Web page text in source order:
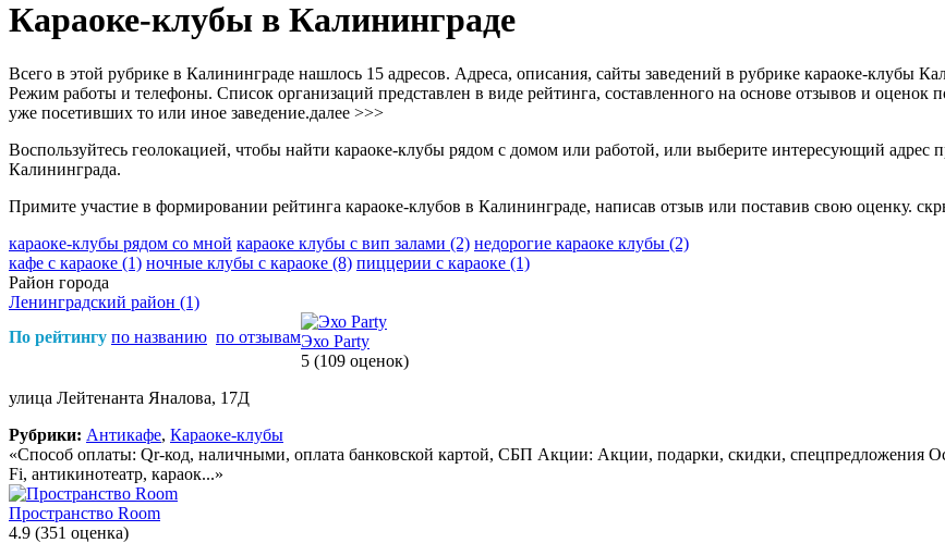
Караоке-клубы в Калининграде
Всего в этой рубрике в Калининграде нашлось 15 адресов. Адреса, описания, сайты заведений в рубрике караоке-клубы
Режим работы и телефоны. Список организаций представлен в виде рейтинга, составленного на основе отзывов и оценок
уже посетивших то или иное заведение.далее >>>
Воспользуйтесь геолокацией, чтобы найти караоке-клубы рядом с домом или работой, или выберите интересующий адрес
Калининграда.
Примите участие в формировании рейтинга караоке-клубов в Калининграде, написав отзыв или поставив свою оценку.
караоке-клубы рядом со мной караоке клубы с вип залами (2) недорогие караоке клубы (2)
кафе с караоке (1) ночные клубы с караоке (8) пиццерии с караоке (1)
Район города
Ленинградский район (1)
По рейтингу по названию по отзывамЭхо Party
5 (109 оценок)
улица Лейтенанта Яналова, 17Д
Рубрики: Антикафе, Караоке-клубы
«Способ оплаты: Qr-код, наличными, оплата банковской картой, СБП Акции: Акции, подарки, скидки, спецпредложения
Fi, антикинотеатр, караок...»
Пространство Room
4.9 (351 оценка)